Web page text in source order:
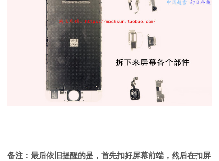
备注：最后依旧提醒的是，首先扣好屏幕前端，然后在扣屏